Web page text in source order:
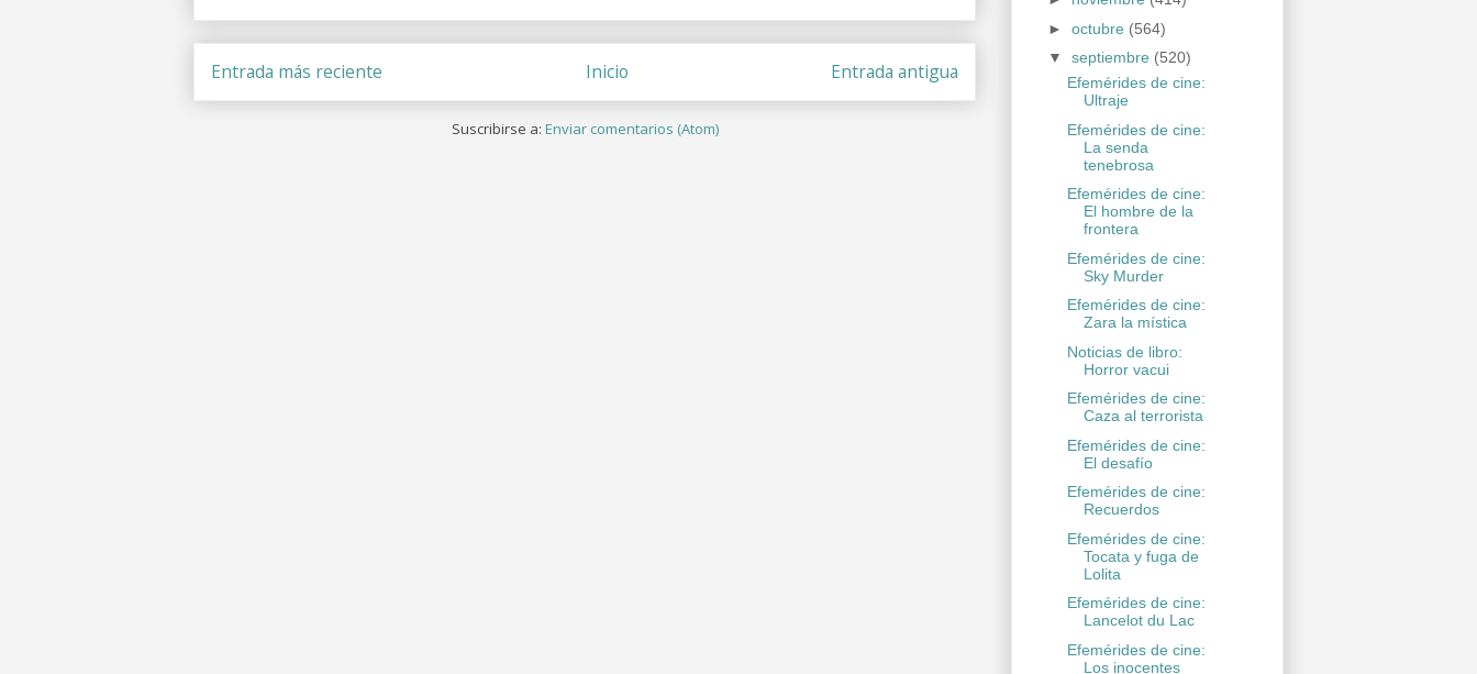
Entrada más reciente Entrada antigua
Inicio
Suscribirse a: Enviar comentarios (Atom)
► octubre (564)
▼ septiembre (520)
Efemérides de cine:
Ultraje
Efemérides de cine:
La senda
tenebrosa
Efemérides de cine:
El hombre de la
frontera
Efemérides de cine:
Sky Murder
Efemérides de cine:
Zara la mística
Noticias de libro:
Horror vacui
Efemérides de cine:
Caza al terrorista
Efemérides de cine:
El desafío
Efemérides de cine:
Recuerdos
Efemérides de cine:
Tocata y fuga de
Lolita
Efemérides de cine:
Lancelot du Lac
Efemérides de cine:
Los inocentes